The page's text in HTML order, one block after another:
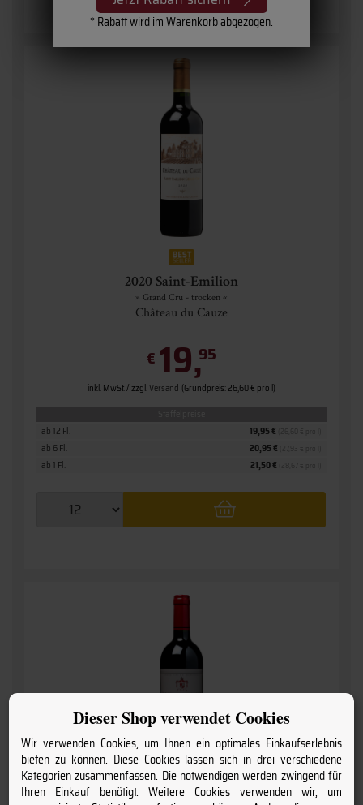
* Rabatt wird im Warenkorb abgezogen.
2020 Saint-Emilion
» Grand Cru - trocken «
Château du Cauze
€ 19,95
inkl. MwSt. / zzgl.Versand (Grundpreis: 26,60 € pro l)
ab 1 Fl. 21,50 €
ab 6 Fl. 20,95 €
ab 12 Fl. 19,95 €
2023 Saint-Emilion GRAND CRU
Dieser Shop verwendet Cookies
Wir verwenden Cookies, um Ihnen ein optimales Einkaufserlebnis
bieten zu können. Diese Cookies lassen sich in drei verschiedene
Kategorien zusammenfassen. Die notwendigen werden zwingend für
Ihren Einkauf benötigt. Weitere Cookies verwenden wir, um